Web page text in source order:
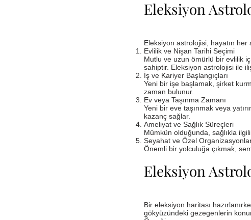
Eleksiyon
Eleksiyon astrolojisi, hayatın her
Evlilik ve Nişan Tarihi Seçimi
Mutlu ve uzun ömürlü bir evlilik
sahiptir. Eleksiyon astrolojisi ile
İş ve Kariyer Başlangıçları
Yeni bir işe başlamak, şirket
zaman bulunur.
Ev veya Taşınma Zamanı
Yeni bir eve taşınmak veya
kazanç sağlar.
Ameliyat ve Sağlık Süreçleri
Mümkün olduğunda, sağlıkla
Seyahat ve Özel
Önemli bir yolculuğa çıkmak,
Eleksiyon
Bir eleksiyon haritası
gökyüzündeki gezegenlerin